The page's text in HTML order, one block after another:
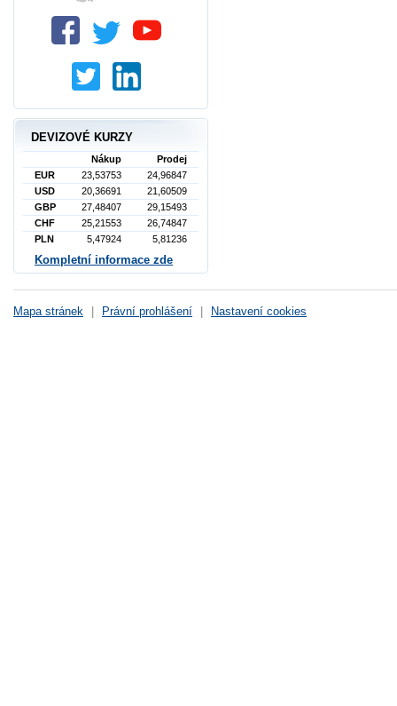
DEVIZOVÉ KURZY
Nákup
Prodej
EUR
23,53753
24,96847
USD
20,36691
21,60509
GBP
27,48407
29,15493
CHF
25,21553
26,74847
PLN
5,47924 5,81236
Kompletní informace zde
Mapa stránek Právní prohlášení Nastavení cookies